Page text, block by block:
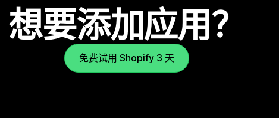
想要添加应用？
免费试用 Shopify 3 天